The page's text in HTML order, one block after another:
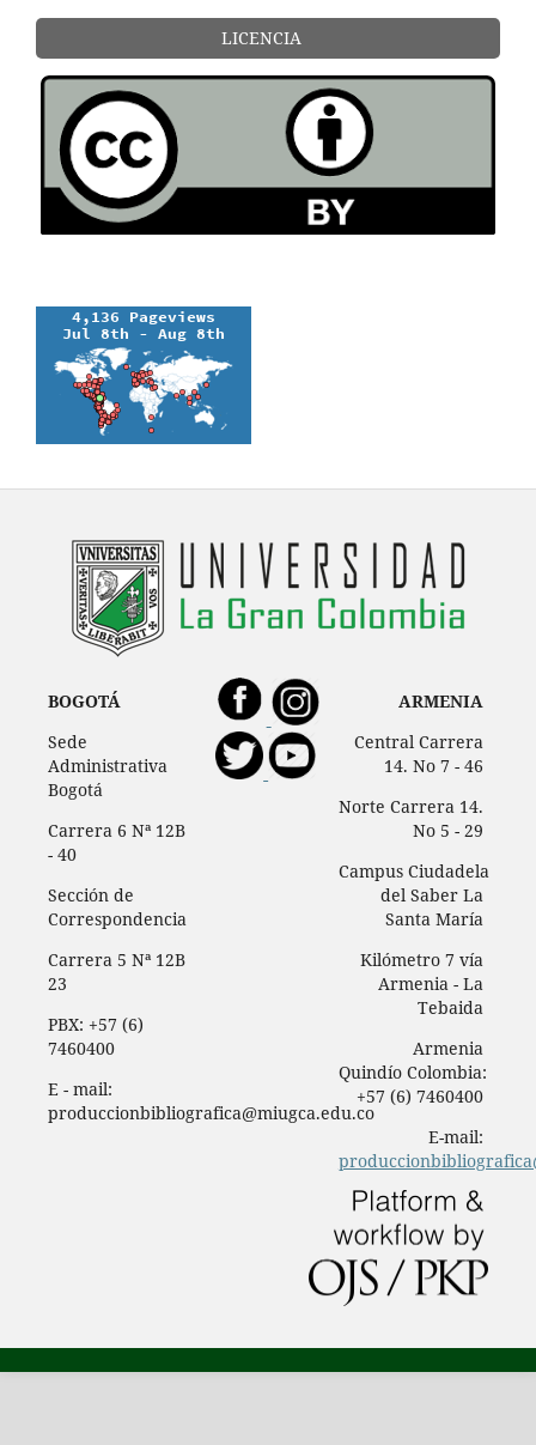
LICENCIA
BOGOTÁ
Sede
Administrativa
Bogotá
Carrera 6 Nª 12B
- 40
Sección de
Correspondencia
Carrera 5 Nª 12B
23
PBX: +57 (6)
7460400
E - mail:
produccionbibliografica@miugca.edu.co
ARMENIA
Central Carrera
14. No 7 - 46
Norte Carrera 14.
No 5 - 29
Campus Ciudadela
del Saber La
Santa María
Kilómetro 7 vía
Armenia - La
Tebaida
Armenia
Quindío Colombia:
+57 (6) 7460400
E-mail: